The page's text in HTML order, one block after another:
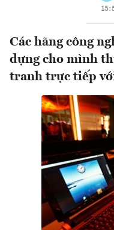
Các hãng công
dựng cho mình
tranh trực tiếp